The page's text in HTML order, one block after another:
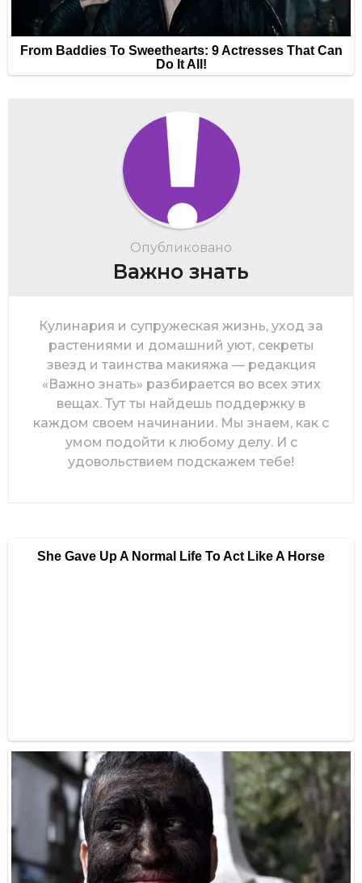
Опубликовано
Важно знать
Кулинария и супружеская жизнь, уход за
растениями и домашний уют, секреты
звезд и таинства макияжа — редакция
«Важно знать» разбирается во всех этих
вещах. Тут ты найдешь поддержку в
каждом своем начинании. Мы знаем, как с
умом подойти к любому делу. И с
удовольствием подскажем тебе!